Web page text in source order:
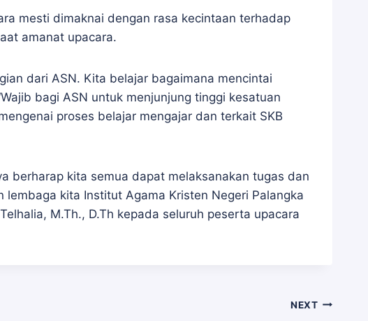
mesti dimaknai dengan rasa kecintaan terhadap
amanat upacara.
dari ASN. Kita belajar bagaimana mencintai
bagi ASN untuk menjunjung tinggi kesatuan
proses belajar mengajar dan terkait SKB
berharap kita semua dapat melaksanakan tugas dan
kita Institut Agama Kristen Negeri Palangka
M.Th., D.Th kepada seluruh peserta upacara
NEXT